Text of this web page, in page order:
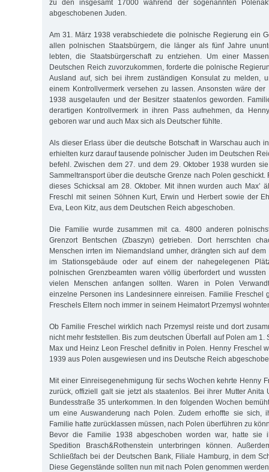
zu den insge­samt 17000 während der sogenannten
abgeschobenen Juden.
Am 31. März 1938 verabschiedete die polnische Regierung ein
allen pol­nischen Staatsbürgern, die länger als fünf Jahre
lebten, die Staats­­bürgerschaft zu entziehen. Um einer
Deutschen Reich zu­vor­zukommen, forderte die polnische
Ausland auf, sich bei ihrem zuständigen Konsulat zu melden,
einem Kontrollvermerk versehen zu lassen. Ansonsten wäre der
1938 ausgelaufen und der Besitzer staa­­tenlos geworden.
derartigen Kontrollvermerk in ihren Pass auf­neh­men, da
geboren war und auch Max sich als Deutscher fühlte.
Als dieser Erlass über die deutsche Botschaft in Warschau auch
er­hiel­ten kurz darauf tausende polnischer Juden im Deutschen
be­fehl. Zwischen dem 27. und dem 29. Oktober 1938 wurden
Sam­meltransport über die deutsche Grenze nach Polen geschickt.
dieses Schicksal am 28. Oktober. Mit ihnen wurden auch Max’
Freschl mit seinen Söhnen Kurt, Erwin und Herbert sowie der
Eva, Leon Kitz, aus dem Deutschen Reich abgeschoben.
Die Familie wurde zusammen mit ca. 4800 anderen
Grenzort Bentschen (Zbaszyn) getrieben. Dort herrschten
Menschen irrten im Niemandsland umher, drängten sich auf
im Stationsgebäude oder auf einem der nahegelegenen
polnischen Grenzbeamten wa­ren völlig überfordert und
vielen Menschen anfangen sollten. Waren in Polen
einzelne Personen ins Landesinnere einreisen. Familie Freschel
Freschels Eltern noch immer in seinem Heimatort Przemysl
Ob Familie Freschel wirklich nach Przemysl reiste und dort
nicht mehr feststellen. Bis zum deutschen Überfall auf Polen am 1.
Max und Heinz Leon Freschel definitiv in Polen. Henny Freschel
1939 aus Polen ausgewiesen und ins Deutsche Reich
Mit einer Einreisegenehmigung für sechs Wochen kehrte Henny
zu­rück, offiziell galt sie jetzt als staatenlos. Bei ihrer Mutter Anita
Bun­des­straße 35 unterkommen. In den folgenden Wochen
um eine Auswanderung nach Polen. Zudem erhoffte sie sich,
Familie hatte zu­rücklassen müssen, nach Polen überführen zu
Bevor die Familie 1938 abgeschoben worden war, hatte sie
Spedition Brasch&Rothenstein unterbringen können.
Schließfach bei der Deutschen Bank, Filiale Hamburg, in dem
Diese Gegenstände sollten nun mit nach Polen genommen